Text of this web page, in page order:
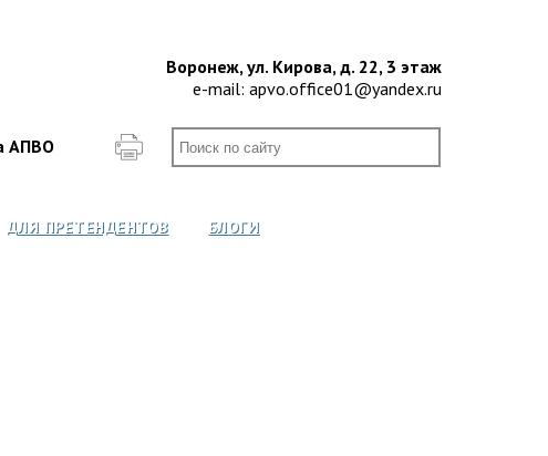
Воронеж, ул. Кирова, д. 22, 3 этаж
e-mail: apvo.office01@yandex.ru
АПВО
ДЛЯ ПРЕТЕНДЕНТОВ
БЛОГИ